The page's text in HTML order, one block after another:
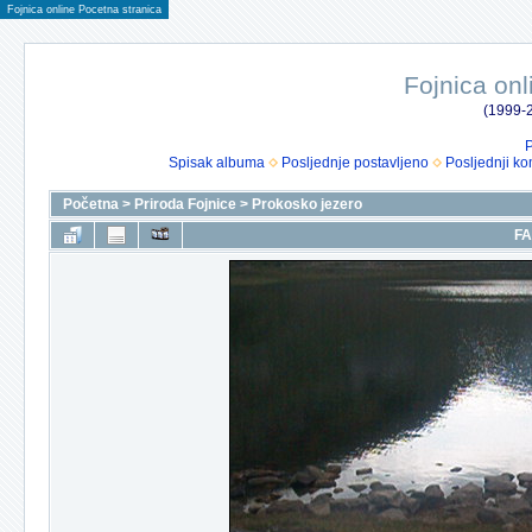
Fojnica online Pocetna stranica
Fojnica
(1999-
Spisak albuma
Posljednje postavljeno Posljednji
Početna > Priroda Fojnice > Prokosko jezero